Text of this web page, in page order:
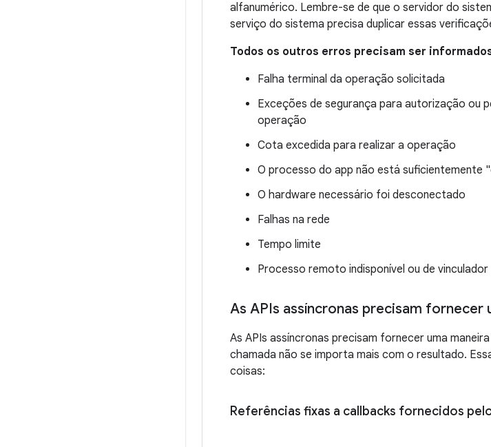
alfanumérico. Lembre-se de que o servidor do
serviço do sistema precisa duplicar essas
Todos os outros erros precisam ser
Falha terminal da operação solicitada
Exceções de segurança para autorização ou
operação
Cota excedida para realizar a operação
O processo do app não está suficientemente
O hardware necessário foi desconectado
Falhas na rede
Tempo limite
Processo remoto indisponível ou de vinculador
As APIs assíncronas precisam
As APIs assíncronas precisam fornecer uma
chamada não se importa mais com o resultado.
coisas:
Referências fixas a callbacks fornecidos